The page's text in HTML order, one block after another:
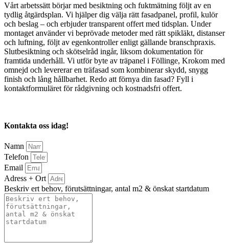
Vårt arbetssätt börjar med besiktning och fuktmätning följt av en
tydlig åtgärdsplan. Vi hjälper dig välja rätt fasadpanel, profil, kulör
och beslag – och erbjuder transparent offert med tidsplan. Under
montaget använder vi beprövade metoder med rätt spikläkt, distanser
och luftning, följt av egenkontroller enligt gällande branschpraxis.
Slutbesiktning och skötselråd ingår, liksom dokumentation för
framtida underhåll. Vi utför byte av träpanel i Föllinge, Krokom med
omnejd och levererar en träfasad som kombinerar skydd, snygg
finish och lång hållbarhet. Redo att förnya din fasad? Fyll i
kontaktformuläret för rådgivning och kostnadsfri offert.
Kontakta oss idag!
Namn
Telefon
Email
Adress + Ort
Beskriv ert behov, förutsättningar, antal m2 & önskat startdatum